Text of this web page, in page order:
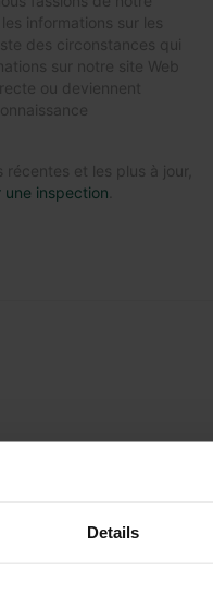
Details
informations sur les
des circonstances qui
sur notre site Web
ou deviennent
et les plus à jour,
une inspection